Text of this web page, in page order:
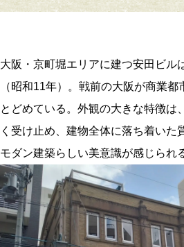
大阪・京町堀エリアに建つ安田ビル
（昭和11年）。戦前の大阪が商業
とどめている。外観の大きな特徴は
く受け止め、建物全体に落ち着い
モダン建築らしい美意識が感じられ